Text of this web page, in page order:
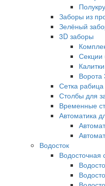
Заборы из
Зелёный
3D заборы
Секции
Ворота
Сетка рабица
Столбы для
Временные
Автоматика
Водосток
Водосточная